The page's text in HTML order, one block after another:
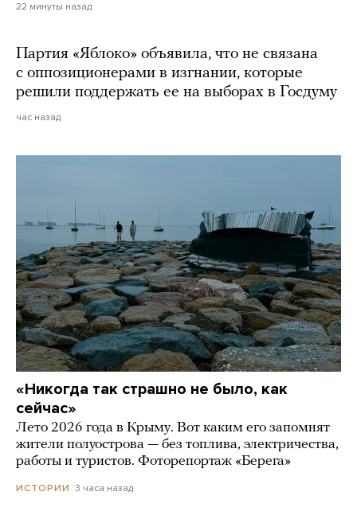
22 минуты назад
Партия «Яблоко» объявила, что не связана
с оппозиционерами в изгнании, которые
решили поддержать ее на выборах в Госдуму
час назад
«Никогда так страшно не было, как
сейчас»
Лето 2026 года в Крыму. Вот каким его запомнят
жители полуострова — без топлива, электричества,
работы и туристов. Фоторепортаж «Берега»
ИСТОРИИ 3 часа назад